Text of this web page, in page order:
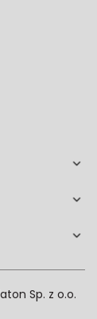
naszej
na
przed
Sp. z o.o.